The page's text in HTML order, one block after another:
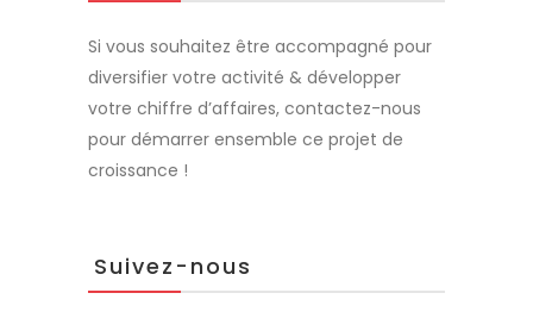
Si vous souhaitez être accompagné pour
diversifier votre activité & développer
votre chiffre d’affaires, contactez-nous
pour démarrer ensemble ce projet de
croissance !
Suivez-nous